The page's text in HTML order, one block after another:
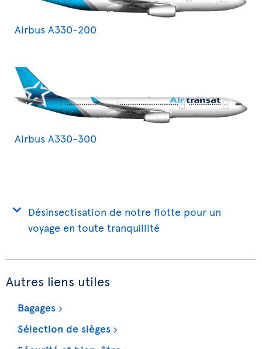
Airbus A330-200
Airbus A330-300
Désinsectisation de notre flotte pour un
voyage en toute tranquillité
Autres liens utiles
Bagages
Sélection de sièges